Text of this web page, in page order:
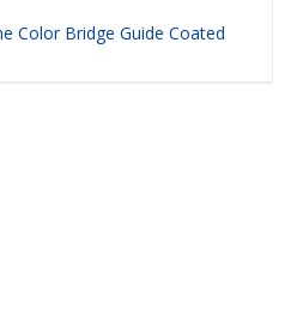
Color Bridge Guide Coated